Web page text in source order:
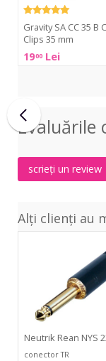
mm
Gravity SA CC 35 B
Clips 35 mm
1900 Lei
35
Clips
Evaluările
scrieți un review
Alți clienți au
Neutrik Rean NYS
conector TR